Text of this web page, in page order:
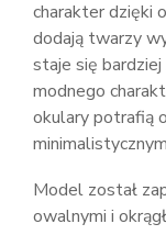
charakter dzięki
dodają twarzy
staje się bardziej
modnego
okulary potrafią
Model został
owalnymi i